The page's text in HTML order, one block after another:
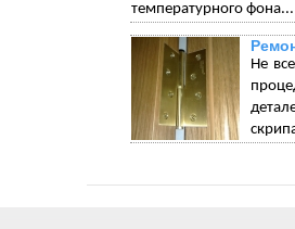
температурного фона...
Не